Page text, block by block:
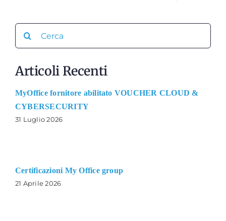
Articoli Recenti
MyOffice fornitore abilitato VOUCHER CLOUD &
CYBERSECURITY
31 Luglio 2026
Certificazioni My Office group
21 Aprile 2026